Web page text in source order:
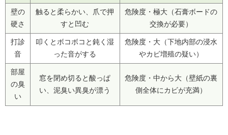
壁の
硬さ
触ると柔らかい、爪で押
すと凹む
危険度・極大（石膏ボードの
交換が必要）
打診
音
叩くとボコボコと鈍く湿
った音がする
危険度・大（下地内部の浸水
やカビ増殖の疑い）
部屋
の臭
い
窓を閉め切ると酸っぱ
い、泥臭い異臭が漂う
危険度・中から大（壁紙の裏
側全体にカビが充満）